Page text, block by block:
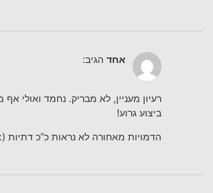
אחד הגיב:
רעיון מעניין, לא מבריק. נחמד ואולי
ביצוע גרוע!
הדמויות מאחורה לא נראות כ”כ דתיות (: